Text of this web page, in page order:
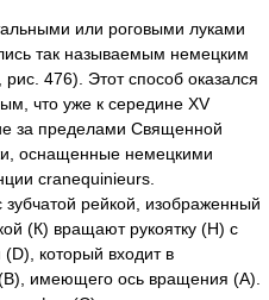
или роговыми луками
так называемым немецким
476). Этот способ оказался
что уже к середине XV
за пределами Священной
оснащенные немецкими
cranequinieurs.
рейкой, изображенный
(К) вращают рукоятку (Н) с
который входит в
имеющего ось вращения (А).